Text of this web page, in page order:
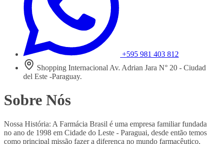
+595 981 403 812
Shopping Internacional Av. Adrian Jara N° 20 - Ciudad
del Este -Paraguay.
Sobre Nós
Nossa História: A Farmácia Brasil é uma empresa familiar fundada
no ano de 1998 em Cidade do Leste - Paraguai, desde então temos
como principal missão fazer a diferença no mundo farmacêutico,